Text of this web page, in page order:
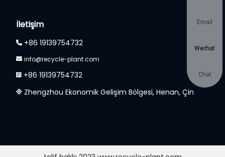
İletişim
+86 19139754732
info@recycle-plant.com
+86 19139754732
Zhengzhou Ekonomik Gelişim Bölgesi, Henan, Çin
Email
Wechat
Chat